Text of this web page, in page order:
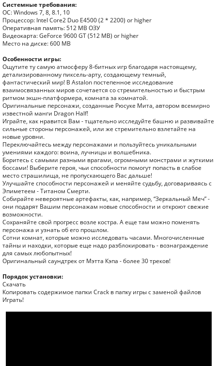
Системные требования:
ОС: Windows 7, 8, 8.1, 10
Процессор: Intel Core2 Duo E4500 (2 * 2200) or higher
Оперативная память: 512 MB ОЗУ
Видеокарта: GeForce 9600 GT (512 MB) or higher
Место на диске: 600 MB
Особенности игры:
Ощутите ту самую атмосферу 8-битных игр благодаря настоящему,
детализированному пиксель-арту, создающему темный,
фантастический мир! В Astalon постепенное исследование
взаимосвязанных миров сочетается со стремительностью и быстрым
ритмом экшн-платформера, комната за комнатой.
Оригинальные персонажи, созданные Рюсуке Мита, автором всемирно
известной манги Dragon Half!
Играйте, как нравится Вам - тщательно исследуйте башню и развивайте
сильные стороны персонажей, или же стремительно взлетайте на
новые уровни.
Переключайтесь между персонажами и пользуйтесь уникальными
умениями каждого: воина, лучницы и волшебника.
Боритесь с самыми разными врагами, огромными монстрами и жуткими
боссами! Выберите героя, чьи способности помогут попасть в слабое
место страшилища, не пропускающего Вас дальше!
Улучшайте способности персонажей и меняйте судьбу, договариваясь с
Эпиметеем - Титаном Смерти.
Собирайте невероятные артефакты, как, например, “Зеркальный Меч” -
они подарят Вашим персонажам новые способности и откроют свежие
возможности.
Сохраняйте свой прогресс возле костра. А еще там можно поменять
персонажа и узнать об его прошлом.
Сотни комнат, которые можно исследовать часами. Многочисленные
тайны и находки, которые еще надо разблокировать - вознаграждение
для самых любопытных!
Оригинальный саундтрек от Мэтта Кэпа - более 30 треков!
Порядок установки:
Скачать
Копировать содержимое папки Crack в папку игры с заменой файлов
Играть!